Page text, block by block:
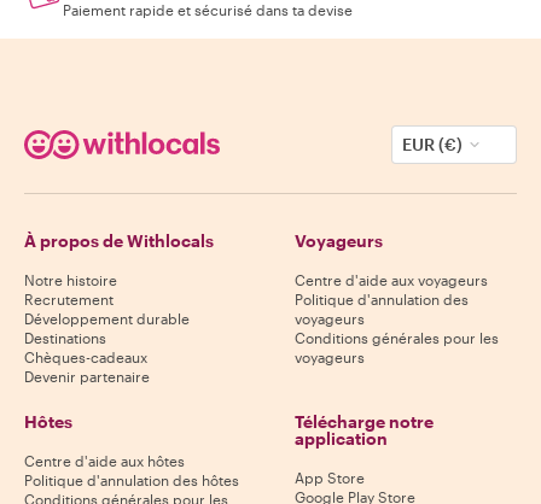
Paiement rapide et sécurisé dans ta devise
EUR (€)
À propos de Withlocals
Notre histoire
Recrutement
Développement durable
Destinations
Chèques-cadeaux
Devenir partenaire
Voyageurs
Centre d'aide aux voyageurs
Politique d'annulation des
voyageurs
Conditions générales pour les
voyageurs
Hôtes
Centre d'aide aux hôtes
Politique d'annulation des hôtes
Conditions générales pour les
Télécharge notre
application
App Store
Google Play Store